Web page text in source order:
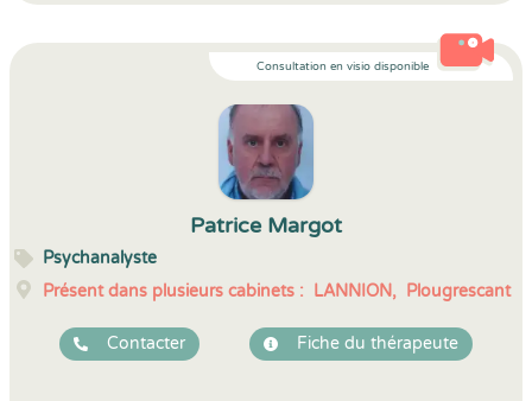
Consultation en visio disponible
Patrice Margot
Psychanalyste
Présent dans plusieurs cabinets : LANNION, Plougrescant
Contacter Fiche du thérapeute